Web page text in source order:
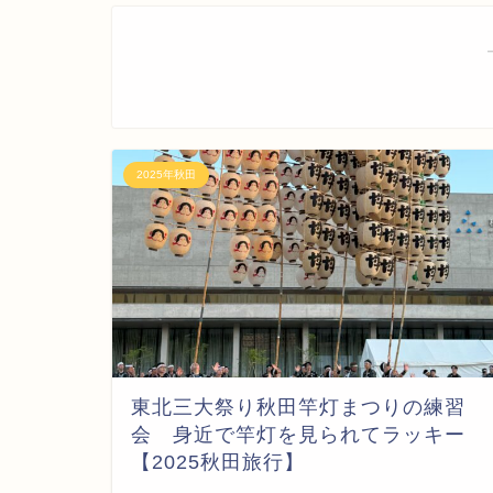
2025年秋田
東北三大祭り秋田竿灯まつりの練習
会 身近で竿灯を見られてラッキー
【2025秋田旅行】